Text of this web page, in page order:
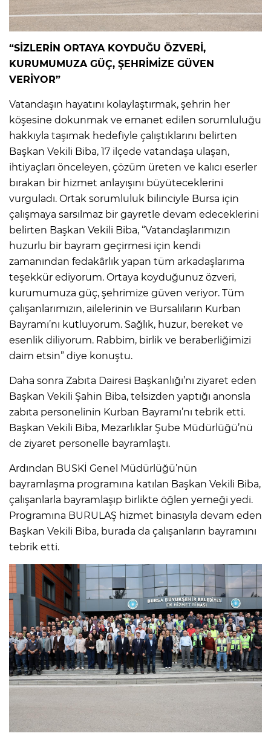
“SİZLERİN ORTAYA KOYDUĞU ÖZVERİ,
KURUMUMUZA GÜÇ, ŞEHRİMİZE GÜVEN
VERİYOR”
Vatandaşın hayatını kolaylaştırmak, şehrin her
köşesine dokunmak ve emanet edilen sorumluluğu
hakkıyla taşımak hedefiyle çalıştıklarını belirten
Başkan Vekili Biba, 17 ilçede vatandaşa ulaşan,
ihtiyaçları önceleyen, çözüm üreten ve kalıcı eserler
bırakan bir hizmet anlayışını büyüteceklerini
vurguladı. Ortak sorumluluk bilinciyle Bursa için
çalışmaya sarsılmaz bir gayretle devam edeceklerini
belirten Başkan Vekili Biba, “Vatandaşlarımızın
huzurlu bir bayram geçirmesi için kendi
zamanından fedakârlık yapan tüm arkadaşlarıma
teşekkür ediyorum. Ortaya koyduğunuz özveri,
kurumumuza güç, şehrimize güven veriyor. Tüm
çalışanlarımızın, ailelerinin ve Bursalıların Kurban
Bayramı’nı kutluyorum. Sağlık, huzur, bereket ve
esenlik diliyorum. Rabbim, birlik ve beraberliğimizi
daim etsin” diye konuştu.
Daha sonra Zabıta Dairesi Başkanlığı’nı ziyaret eden
Başkan Vekili Şahin Biba, telsizden yaptığı anonsla
zabıta personelinin Kurban Bayramı’nı tebrik etti.
Başkan Vekili Biba, Mezarlıklar Şube Müdürlüğü’nü
de ziyaret personelle bayramlaştı.
Ardından BUSKİ Genel Müdürlüğü’nün
bayramlaşma programına katılan Başkan Vekili Biba,
çalışanlarla bayramlaşıp birlikte öğlen yemeği yedi.
Programına BURULAŞ hizmet binasıyla devam eden
Başkan Vekili Biba, burada da çalışanların bayramını
tebrik etti.